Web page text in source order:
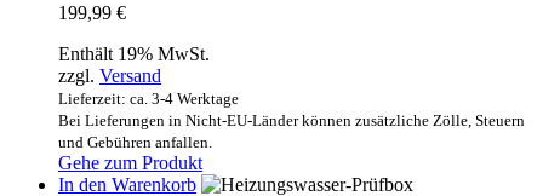
199,99 €
Enthält 19% MwSt.
zzgl. Versand
Lieferzeit: ca. 3-4 Werktage
Bei Lieferungen in Nicht-EU-Länder können zusätzliche Zölle, Steuern
und Gebühren anfallen.
Gehe zum Produkt
In den Warenkorb